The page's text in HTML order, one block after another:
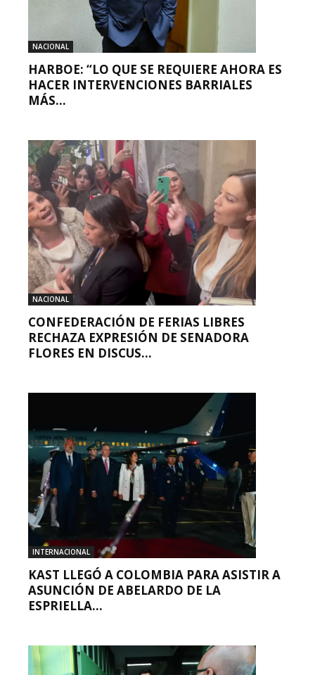
NACIONAL
HARBOE: “LO QUE SE REQUIERE AHORA ES
HACER INTERVENCIONES BARRIALES
MÁS...
NACIONAL
CONFEDERACIÓN DE FERIAS LIBRES
RECHAZA EXPRESIÓN DE SENADORA
FLORES EN DISCUS...
INTERNACIONAL
KAST LLEGÓ A COLOMBIA PARA ASISTIR A
ASUNCIÓN DE ABELARDO DE LA
ESPRIELLA...